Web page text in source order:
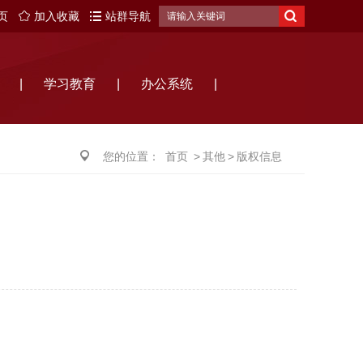
加入收藏 站群导航
学习教育 办公系统
您的位置： 首页 >其他> 版权信息